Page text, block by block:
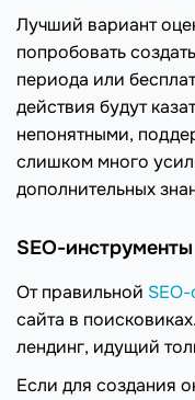
Лучший вариант
попробовать
периода или
действия будут
непонятными,
слишком много
дополнительных
SEO-инструменты
От правильной
сайта в
лендинг, идущий
Если для создания